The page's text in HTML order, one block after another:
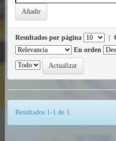
Resultados por página
En orden
Resultados 1-1 de 1.